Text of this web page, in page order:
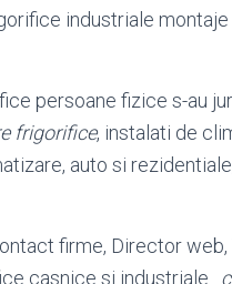
industriale montaje
persoane fizice s-au
frigorifice, instalati de
auto si
firme, Director web,
casnice si industriale .